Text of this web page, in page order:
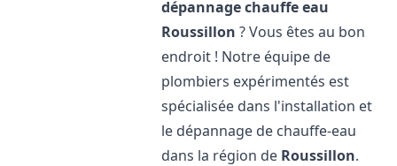
dépannage chauffe eau
Roussillon ? Vous êtes au bon
endroit ! Notre équipe de
plombiers expérimentés est
spécialisée dans l'installation et
le dépannage de chauffe-eau
dans la région de Roussillon.